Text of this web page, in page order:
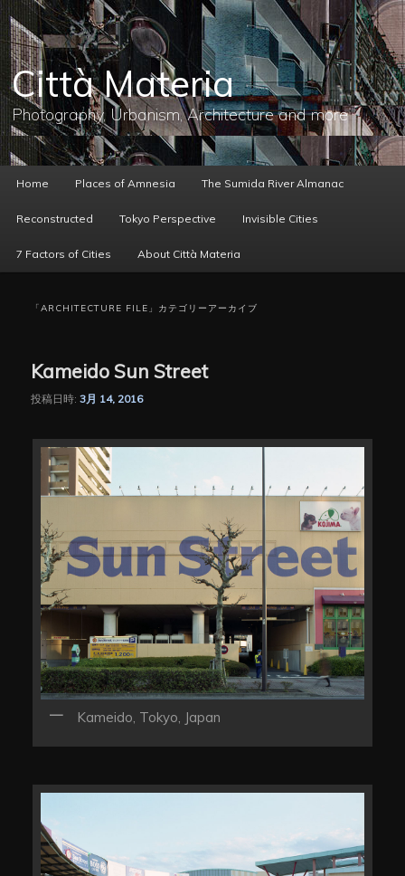
メ
イ
ン
コ
ン
テ
ン
へ
移
動
サ
ブ
コ
ン
テ
ン
ツ
移
動
Città Materia
Photography, Urbanism, Architecture and more
ー
Home Places of Amnesia The Sumida River Almanac
Reconstructed Tokyo Perspective Invisible Cities
7 Factors of Cities About Città Materia
「ARCHITECTURE FILE 」カテゴリーアーカイブ
Kameido Sun Street
投稿日時:3月 14, 2016
Kameido, Tokyo, Japan